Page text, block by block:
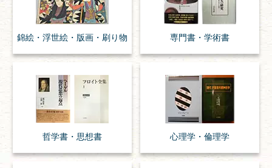
錦絵・浮世絵・ 版画・刷り物 専門書・ 学術書
哲学書・思想書 心理学・倫理学